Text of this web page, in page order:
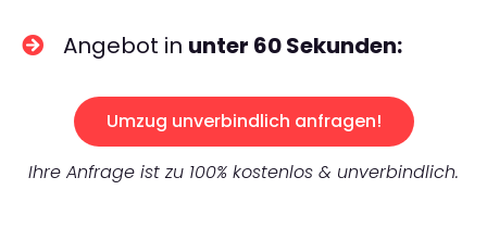
Angebot in unter 60 Sekunden:
Umzug unverbindlich anfragen!
Ihre Anfrage ist zu 100% kostenlos & unverbindlich.